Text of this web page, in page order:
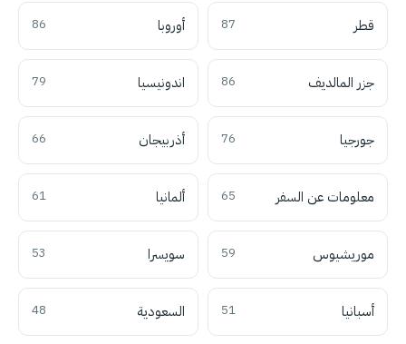
قطر 87 أوروبا 86
جزر المالديف 86 اندونيسيا 79
جورجيا 76 أذربيجان 66
معلومات عن السفر 65 ألمانيا 61
موريشيوس 59 سويسرا 53
أسبانيا 51 السعودية 48